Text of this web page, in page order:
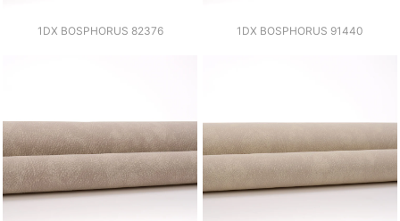
1DX BOSPHORUS 82376 1DX BOSPHORUS 91440